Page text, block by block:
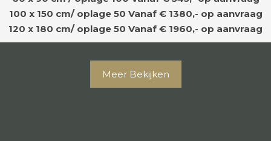
100 x 150 cm/ oplage 50 Vanaf € 1380,- op aanvraag
120 x 180 cm/ oplage 50 Vanaf € 1960,- op aanvraag
Meer Bekijken